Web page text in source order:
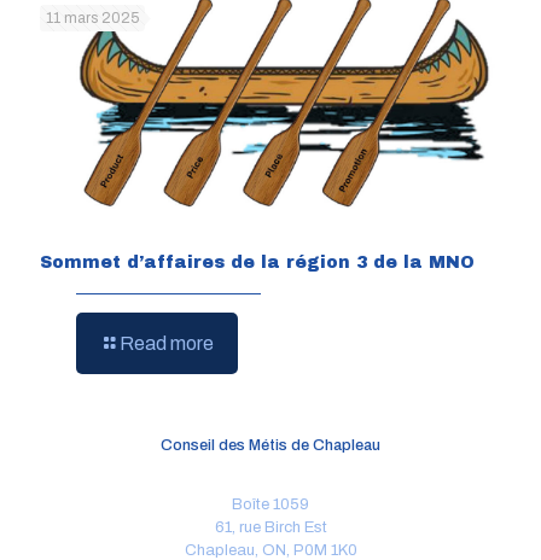
11 mars 2025
Sommet d’affaires de la région 3 de la MNO
Read more
Conseil des Métis de Chapleau
Boîte 1059
61, rue Birch Est
Chapleau, ON, P0M 1K0